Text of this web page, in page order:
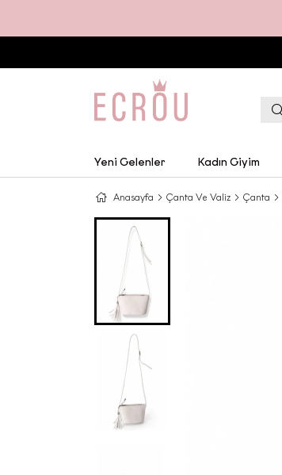
Yeni Gelenler Kadın Giyim
Anasayfa Çanta Ve Valiz Çanta